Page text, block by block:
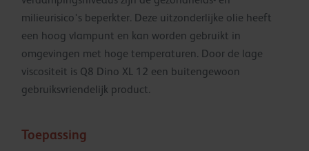
milieurisico's beperkter. Deze uitzonderlijke olie heeft
een hoog vlampunt en kan worden gebruikt in
omgevingen met hoge temperaturen. Door de lage
viscositeit is Q8 Dino XL 12 een buitengewoon
gebruiksvriendelijk product.
Toepassing